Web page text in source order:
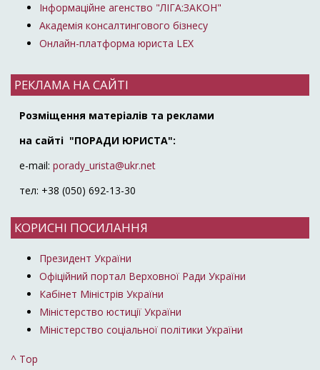
Інформаційне агенство "ЛІГА:ЗАКОН"
Академія консалтингового бізнесу
Онлайн-платформа юриста LEX
РЕКЛАМА НА САЙТІ
Розміщення матеріалів та реклами
на сайті "ПОРАДИ ЮРИСТА":
e-mail: porady_urista@ukr.net
тел: +38 (050) 692-13-30
КОРИСНІ ПОСИЛАННЯ
Президент України
Офіційний портал Верховної Ради України
Кабінет Міністрів України
Міністерство юстиції України
Міністерство соціальної політики України
^ Top